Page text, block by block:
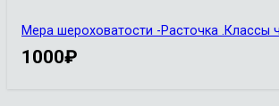
Мера шероховатости -Расточка .Классы
1000₽